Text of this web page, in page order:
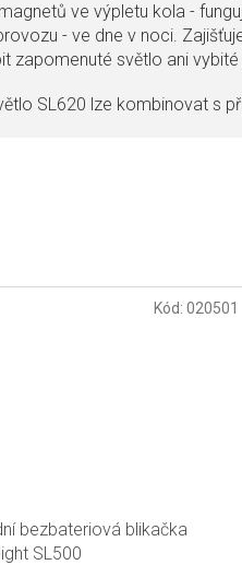
bezbateriová blikačka
SL500
Kód: 020501
ve výpletu kola -
- ve dne v noci.
zapomenuté světlo ani
SL620 lze kombinovat s